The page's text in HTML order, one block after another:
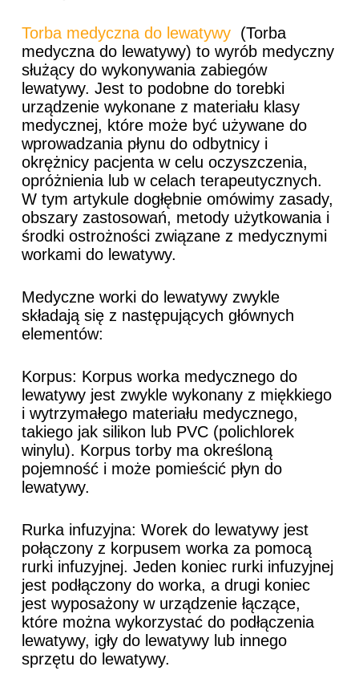
Torba medyczna do lewatywy(Torba
medyczna do lewatywy) to wyrób medyczny
służący do wykonywania zabiegów
lewatywy. Jest to podobne do torebki
urządzenie wykonane z materiału klasy
medycznej, które może być używane do
wprowadzania płynu do odbytnicy i
okrężnicy pacjenta w celu oczyszczenia,
opróżnienia lub w celach terapeutycznych.
W tym artykule dogłębnie omówimy zasady,
obszary zastosowań, metody użytkowania i
środki ostrożności związane z medycznymi
workami do lewatywy.
Medyczne worki do lewatywy zwykle
składają się z następujących głównych
elementów:
Korpus: Korpus worka medycznego do
lewatywy jest zwykle wykonany z miękkiego
i wytrzymałego materiału medycznego,
takiego jak silikon lub PVC (polichlorek
winylu). Korpus torby ma określoną
pojemność i może pomieścić płyn do
lewatywy.
Rurka infuzyjna: Worek do lewatywy jest
połączony z korpusem worka za pomocą
rurki infuzyjnej. Jeden koniec rurki infuzyjnej
jest podłączony do worka, a drugi koniec
jest wyposażony w urządzenie łączące,
które można wykorzystać do podłączenia
lewatywy, igły do ​​​​lewatywy lub innego
sprzętu do lewatywy.